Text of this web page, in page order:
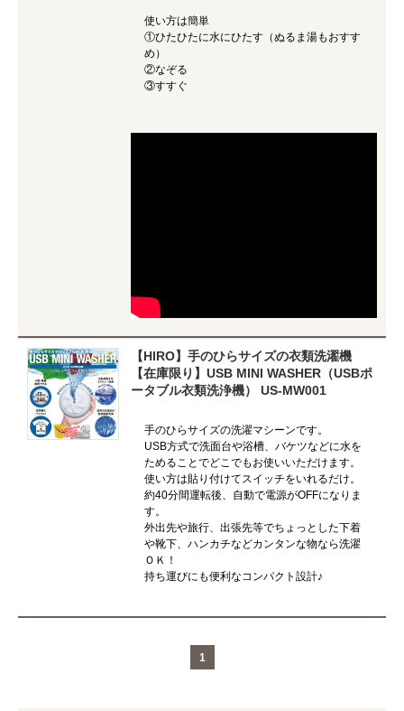
使い方は簡単
①ひたひたに水にひたす（ぬるま湯もおすす
め）
②なぞる
③すすぐ
【HIRO】手のひらサイズの衣類洗濯機
【在庫限り】USB MINI WASHER（USBポ
ータブル衣類洗浄機） US-MW001
手のひらサイズの洗濯マシーンです。
USB方式で洗面台や浴槽、バケツなどに水を
ためることでどこでもお使いいただけます。
使い方は貼り付けてスイッチをいれるだけ。
約40分間運転後、自動で電源がOFFになりま
す。
外出先や旅行、出張先等でちょっとした下着
や靴下、ハンカチなどカンタンな物なら洗濯
ＯＫ！
持ち運びにも便利なコンパクト設計♪
1